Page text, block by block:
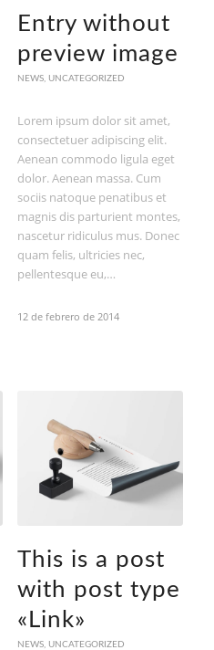
Entry without
preview image
NEWS, UNCATEGORIZED
Lorem ipsum dolor sit amet,
consectetuer adipiscing elit.
Aenean commodo ligula eget
dolor. Aenean massa. Cum
sociis natoque penatibus et
magnis dis parturient montes,
nascetur ridiculus mus. Donec
quam felis, ultricies nec,
pellentesque eu,…
12 de febrero de 2014
This is a post
with post type
«Link»
NEWS, UNCATEGORIZED